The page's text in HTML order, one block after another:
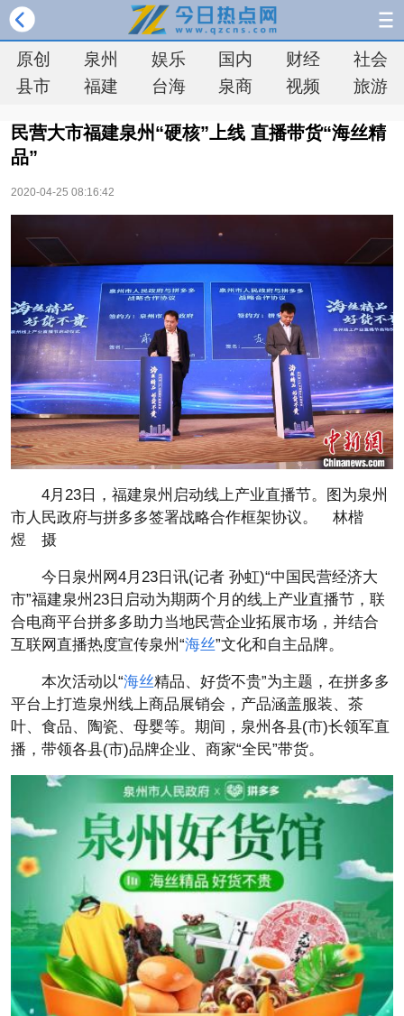
原创 泉州 娱乐 国内 财经
社会
县市
福建 台海 泉商 视频 旅游
民营大市福建泉州“硬核”上线 直播带货“海丝精
品”
2020-04-25 08:16:42
4月23日，福建泉州启动线上产业直播节。图为泉州
市人民政府与拼多多签署战略合作框架协议。 林楷
煜 摄
今日泉州网4月23日讯(记者 孙虹)“中国民营经济大
市”福建泉州23日启动为期两个月的线上产业直播节，联
合电商平台拼多多助力当地民营企业拓展市场，并结合
互联网直播热度宣传泉州“海丝”文化和自主品牌。
本次活动以“海丝精品、好货不贵”为主题，在拼多多
平台上打造泉州线上商品展销会，产品涵盖服装、茶
叶、食品、陶瓷、母婴等。期间，泉州各县(市)长领军直
播，带领各县(市)品牌企业、商家“全民”带货。